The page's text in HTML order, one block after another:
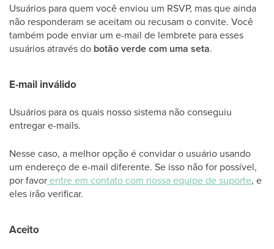
Usuários para quem você enviou um RSVP, mas que ainda
não responderam se aceitam ou recusam o convite. Você
também pode enviar um e-mail de lembrete para esses
usuários através do botão verde com uma seta.
E-mail inválido
Usuários para os quais nosso sistema não conseguiu
entregar e-mails.
Nesse caso, a melhor opção é convidar o usuário usando
um endereço de e-mail diferente. Se isso não for possível,
por favorentre em contato com nossa equipe de suporte, e
eles irão verificar.
Aceito